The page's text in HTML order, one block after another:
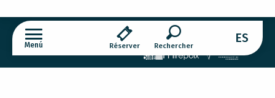
Menú Réserver
Buscar
ES
Cookies